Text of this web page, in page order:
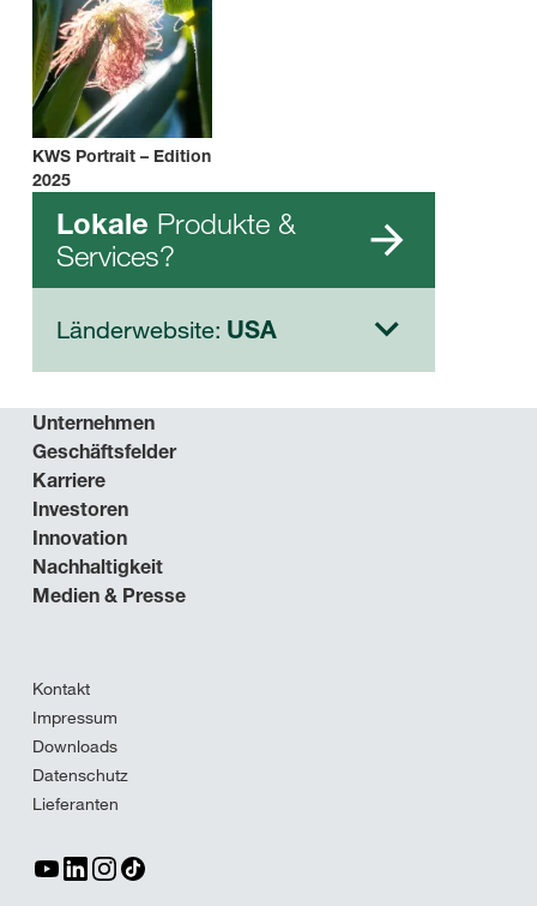
KWS Portrait – Edition
2025
Lokale Produkte &
Services?
Länderwebsite: USA
Unternehmen
Geschäftsfelder
Karriere
Investoren
Innovation
Nachhaltigkeit
Medien & Presse
Kontakt
Impressum
Downloads
Datenschutz
Lieferanten